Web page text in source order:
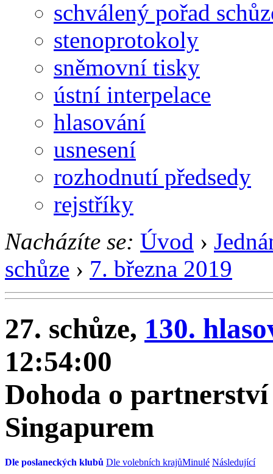
schválený pořad
stenoprotokoly
sněmovní tisky
ústní interpelace
hlasování
usnesení
rozhodnutí předsedy
rejstříky
Nacházíte se: Úvod ›
schůze › 7. března 2019
27. schůze, 130.
12:54:00
Dohoda o
Singapurem
Dle poslaneckých klubů Dle volebních krajůMinulé Následující